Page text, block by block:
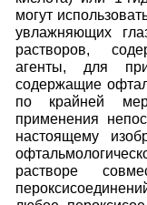
могут
увлажняющих
растворов,
агенты, для
содержащие
по крайней
применения
настоящему
растворе